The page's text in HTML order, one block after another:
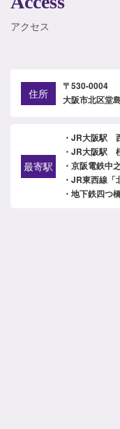
アクセス
住所
〒530-0004
大阪市北区堂
最寄駅
・JR大阪駅
・JR大阪駅
・京阪電鉄中
・JR東西線
・地下鉄四つ